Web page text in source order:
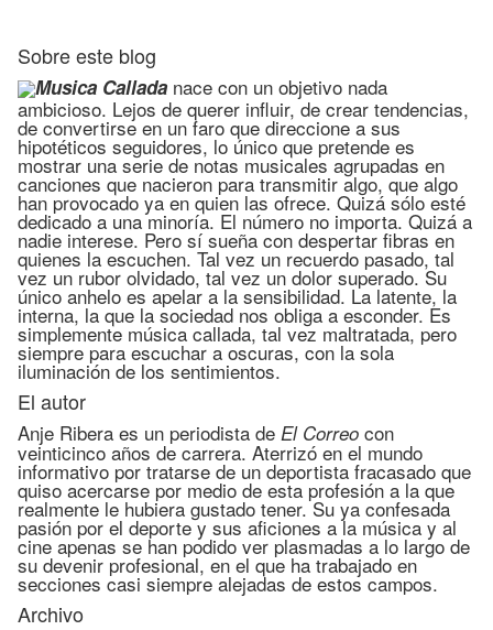
Sobre este blog
Musica Callada nace con un objetivo nada
ambicioso. Lejos de querer influir, de crear tendencias,
de convertirse en un faro que direccione a sus
hipotéticos seguidores, lo único que pretende es
mostrar una serie de notas musicales agrupadas en
canciones que nacieron para transmitir algo, que algo
han provocado ya en quien las ofrece. Quizá sólo esté
dedicado a una minoría. El número no importa. Quizá a
nadie interese. Pero sí sueña con despertar fibras en
quienes la escuchen. Tal vez un recuerdo pasado, tal
vez un rubor olvidado, tal vez un dolor superado. Su
único anhelo es apelar a la sensibilidad. La latente, la
interna, la que la sociedad nos obliga a esconder. Es
simplemente música callada, tal vez maltratada, pero
siempre para escuchar a oscuras, con la sola
iluminación de los sentimientos.
El autor
Anje Ribera es un periodista de El Correo con
veinticinco años de carrera. Aterrizó en el mundo
informativo por tratarse de un deportista fracasado que
quiso acercarse por medio de esta profesión a la que
realmente le hubiera gustado tener. Su ya confesada
pasión por el deporte y sus aficiones a la música y al
cine apenas se han podido ver plasmadas a lo largo de
su devenir profesional, en el que ha trabajado en
secciones casi siempre alejadas de estos campos.
Archivo